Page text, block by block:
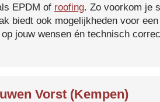
EPDM of roofing. Zo voorkom je
biedt ook mogelijkheden voor
jouw wensen én technisch
Vorst (Kempen)